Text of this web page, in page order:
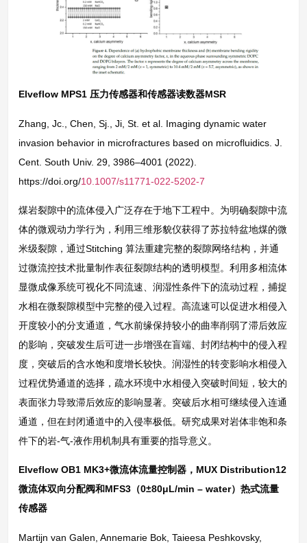
Elveflow MPS1 压力传感器和传感器读数器MSR
Zhang, Jc., Chen, Sj., Ji, St. et al. Imaging dynamic water
invasion behavior in microfractures based on microfluidics. J.
Cent. South Univ. 29, 3986–4001 (2022).
https://doi.org/10.1007/s11771-022-5202-7
煤岩裂隙中的流体侵入广泛存在于地下工程中。为明确裂隙中流
体的微观动力学行为，利用三维形貌仪获得了苏拉特盆地煤的微
米级裂隙，通过Stitching 算法重建完整的裂隙网络结构，并通
过微流控技术批量制作表征裂隙结构的透明模型。利用多相流体
显微成像系统可视化不同流速、润湿性条件下的流动过程，捕捉
水相在微裂隙模型中完整的侵入过程。高流速可以促进水相侵入
开度较小的分支通道，气水前缘保持较小的曲率削弱了滞后效应
的影响，突破发生后可进一步增强在盲端、封闭结构中的侵入程
度，突破后的含水饱和度增长较快。润湿性的转变影响水相侵入
过程优势通道的选择，疏水环境中水相侵入突破时间短，较大的
表面张力导致滞后效应的影响显著。突破后水相可继续侵入连通
通道，但在封闭通道中的入侵率极低。研究成果对岩体非饱和条
件下的岩-气-液作用机制具有重要的指导意义。
Elveflow OB1 MK3+微流体流量控制器，MUX Distribution12
微流体双向分配阀和MFS3（0±80μL/min – water）热式流量
传感器
Martijn van Galen, Annemarie Bok, Taieesa Peshkovsky,